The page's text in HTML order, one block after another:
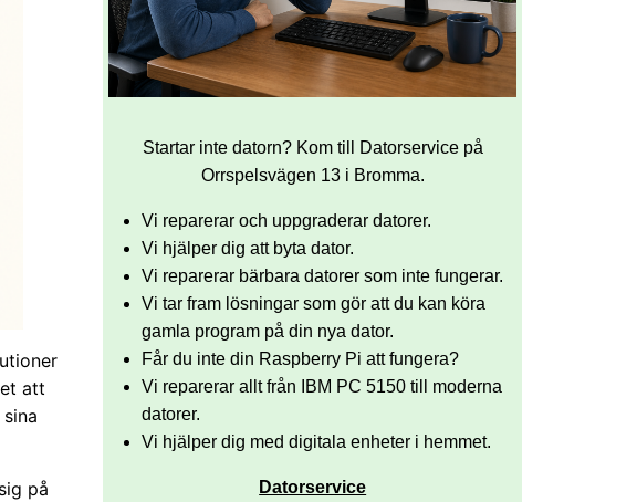
att
på
Startar inte datorn? Kom till Datorservice på
Orrspelsvägen 13 i Bromma.
Vi reparerar och uppgraderar datorer.
Vi hjälper dig att byta dator.
Vi reparerar bärbara datorer som inte fungerar.
Vi tar fram lösningar som gör att du kan köra
gamla program på din nya dator.
Får du inte din Raspberry Pi att fungera?
Vi reparerar allt från IBM PC 5150 till moderna
datorer.
Vi hjälper dig med digitala enheter i hemmet.
Datorservice